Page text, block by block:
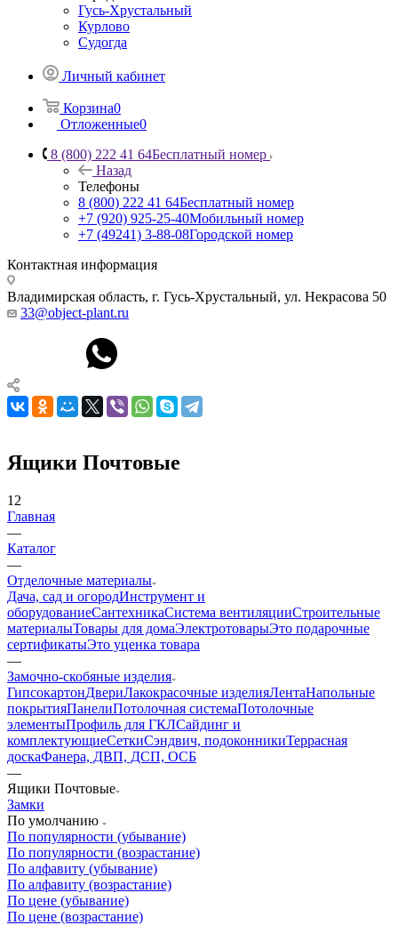
Гусь-Хрустальный
Курлово
Судогда
Личный кабинет
Корзина0
Отложенные0
8 (800) 222 41 64Бесплатный номер
Назад
Телефоны
8 (800) 222 41 64Бесплатный номер
+7 (920) 925-25-40Мобильный номер
+7 (49241) 3-88-08Городской номер
Контактная информация
Владимирская область, г. Гусь-Хрустальный, ул. Некрасова 50
33@object-plant.ru
Ящики Почтовые
12
Главная
—
Каталог
—
Отделочные материалы
Дача, сад и огородИнструмент и
оборудованиеСантехникаСистема вентиляцииСтроительные
материалыТовары для домаЭлектротоварыЭто подарочные
сертификатыЭто уценка товара
—
Замочно-скобяные изделия
ГипсокартонДвериЛакокрасочные изделияЛентаНапольные
покрытияПанелиПотолочная системаПотолочные
элементыПрофиль для ГКЛСайдинг и
комплектующиеСеткиСэндвич, подоконникиТеррасная
доскаФанера, ДВП, ДСП, ОСБ
—
Ящики Почтовые
Замки
По умолчанию
По популярности (убывание)
По популярности (возрастание)
По алфавиту (убывание)
По алфавиту (возрастание)
По цене (убывание)
По цене (возрастание)